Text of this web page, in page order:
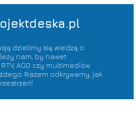
dzielimy się wiedzą o
nam, by nawet
AGD czy multimediów
Razem odkrywamy, jak